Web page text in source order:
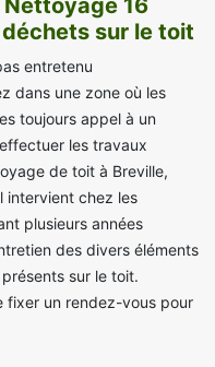
16
sur le toit
entretenu
dans une zone où les
toujours appel à un
les travaux
de toit à Breville,
intervient chez les
plusieurs années
des divers éléments
sur le toit.
fixer un rendez-vous pour